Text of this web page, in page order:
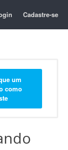
Cadastre-se
um
como